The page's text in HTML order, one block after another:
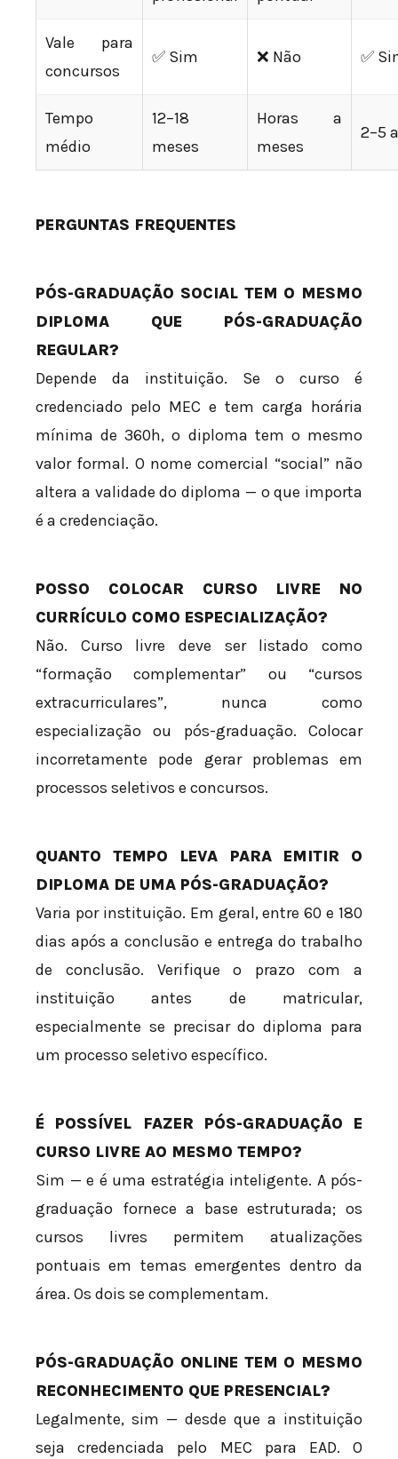
Vale para
concursos
✅ Sim ❌ Não ✅
Tempo
médio
12–18
meses
Horas a
meses
2–5
PERGUNTAS FREQUENTES
PÓS-GRADUAÇÃO SOCIAL TEM O MESMO
DIPLOMA QUE PÓS-GRADUAÇÃO
REGULAR?
Depende da instituição. Se o curso é
credenciado pelo MEC e tem carga horária
mínima de 360h, o diploma tem o mesmo
valor formal. O nome comercial “social” não
altera a validade do diploma — o que importa
é a credenciação.
POSSO COLOCAR CURSO LIVRE NO
CURRÍCULO COMO ESPECIALIZAÇÃO?
Não. Curso livre deve ser listado como
“formação complementar” ou “cursos
extracurriculares”, nunca como
especialização ou pós-graduação. Colocar
incorretamente pode gerar problemas em
processos seletivos e concursos.
QUANTO TEMPO LEVA PARA EMITIR O
DIPLOMA DE UMA PÓS-GRADUAÇÃO?
Varia por instituição. Em geral, entre 60 e 180
dias após a conclusão e entrega do trabalho
de conclusão. Verifique o prazo com a
instituição antes de matricular,
especialmente se precisar do diploma para
um processo seletivo específico.
É POSSÍVEL FAZER PÓS-GRADUAÇÃO E
CURSO LIVRE AO MESMO TEMPO?
Sim — e é uma estratégia inteligente. A pós-
graduação fornece a base estruturada; os
cursos livres permitem atualizações
pontuais em temas emergentes dentro da
área. Os dois se complementam.
PÓS-GRADUAÇÃO ONLINE TEM O MESMO
RECONHECIMENTO QUE PRESENCIAL?
Legalmente, sim — desde que a instituição
seja credenciada pelo MEC para EAD. O